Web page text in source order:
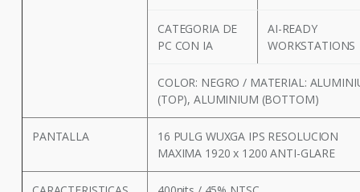
CATEGORIA DE
PC CON IA
AI-READY
WORKSTATIONS
COLOR: NEGRO / MATERIAL:
(TOP), ALUMINIUM (BOTTOM)
PANTALLA
16 PULG WUXGA IPS RESOLUCION
MAXIMA 1920 x 1200 ANTI-GLARE